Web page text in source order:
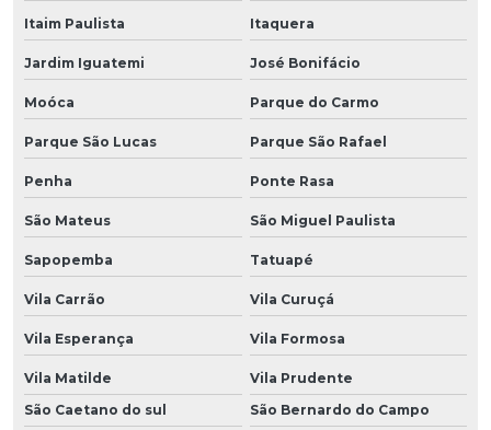
Itaim Paulista Itaquera
Jardim Iguatemi José Bonifácio
Moóca Parque do Carmo
Parque São Lucas Parque São Rafael
Penha Ponte Rasa
São Mateus São Miguel Paulista
Sapopemba Tatuapé
Vila Carrão Vila Curuçá
Vila Esperança Vila Formosa
Vila Matilde
Vila Prudente
São Caetano do sul
São Bernardo do Campo